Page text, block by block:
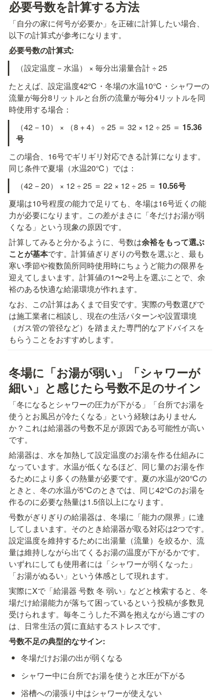
必要号数を計算する方法
「自分の家に何号が必要か」を正確に計算したい場合、
以下の計算式が参考になります。
必要号数の計算式:
（設定温度 − 水温） × 毎分出湯量合計 ÷ 25
たとえば、設定温度42℃・冬場の水温10℃・シャワーの
流量が毎分8リットルと台所の流量が毎分4リットルを同
時使用する場合：
（42 − 10） × （8 + 4） ÷ 25 ＝ 32 × 12 ÷ 25 ＝ 15.36
号
この場合、16号でギリギリ対応できる計算になります。
同じ条件で夏場（水温20℃）では：
（42 − 20） × 12 ÷ 25 ＝ 22 × 12 ÷ 25 ＝ 10.56号
夏場は10号程度の能力で足りても、冬場は16号近くの能
力が必要になります。この差がまさに「冬だけお湯が弱
くなる」という現象の原因です。
計算してみると分かるように、号数は余裕をもって選ぶ
ことが基本です。計算値ぎりぎりの号数を選ぶと、最も
寒い季節や複数箇所同時使用時にちょうど能力の限界を
迎えてしまいます。計算値の1〜2号上を選ぶことで、余
裕のある快適な給湯環境が作れます。
なお、この計算はあくまで目安です。実際の号数選びで
は施工業者に相談し、現在の生活パターンや設置環境
（ガス管の管径など）を踏まえた専門的なアドバイスを
もらうことをおすすめします。
冬場に「お湯が弱い」「シャワーが
細い」と感じたら号数不足のサイン
「冬になるとシャワーの圧力が下がる」「台所でお湯を
使うとお風呂が冷たくなる」という経験はありません
か？これは給湯器の号数不足が原因である可能性が高い
です。
給湯器は、水を加熱して設定温度のお湯を作る仕組みに
なっています。水温が低くなるほど、同じ量のお湯を作
るためにより多くの熱量が必要です。夏の水温が20℃の
ときと、冬の水温が5℃のときでは、同じ42℃のお湯を
作るのに必要な熱量は1.5倍以上になります。
号数がぎりぎりの給湯器は、冬場に「能力の限界」に達
してしまいます。そのとき給湯器が取る対応は2つです。
設定温度を維持するために出湯量（流量）を絞るか、流
量は維持しながら出てくるお湯の温度が下がるかです。
いずれにしても使用者には「シャワーが弱くなった」
「お湯がぬるい」という体感として現れます。
実際にXで「給湯器 号数 冬 弱い」などと検索すると、冬
場だけ給湯能力が落ちて困っているという投稿が多数見
受けられます。毎冬こうした不満を抱えながら過ごすの
は、日常生活の質に直結するストレスです。
号数不足の典型的なサイン:
冬場だけお湯の出が弱くなる
シャワー中に台所でお湯を使うと水圧が下がる
浴槽への湯張り中はシャワーが使えない